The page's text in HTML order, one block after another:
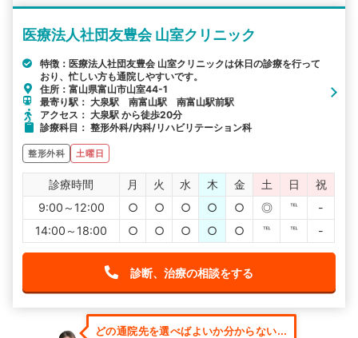
医療法人社団友豊会 山室クリニック
特徴：医療法人社団友豊会 山室クリニックは休日の診療を行って
おり、忙しい方も通院しやすいです。
住所：富山県富山市山室44-1
最寄り駅： 大泉駅 南富山駅 南富山駅前駅
アクセス： 大泉駅 から徒歩20分
診療科目： 整形外科/内科/リハビリテーション科
整形外科 土曜日
診療時間 月 火 水 木 金 土 日
祝
9:00～12:00
○ ○ ○ ○ ○ ◎ ℡
-
14:00～18:00
○ ○ ○ ○ ○ ℡ ℡ -
診断、治療の相談をする
どの通院先を選べばよいか分からない...